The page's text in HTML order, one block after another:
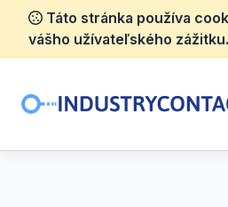
Táto stránka používa
vášho užívateľského zážitku.